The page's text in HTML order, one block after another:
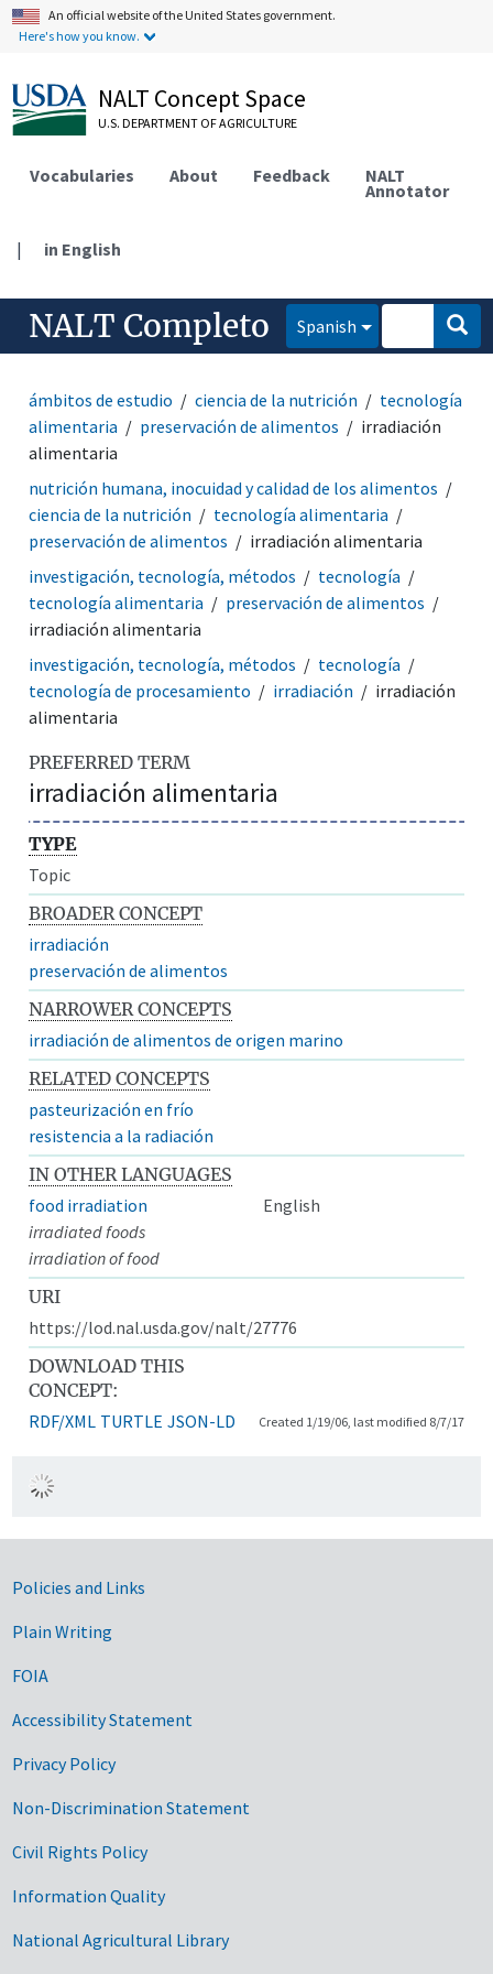
An official website of the United States government.
Here's how you know.
NALT Concept Space
U.S. DEPARTMENT OF AGRICULTURE
Vocabularies About Feedback NALT
Annotator
| in English
NALT Completo Spanish
ámbitos de estudio ciencia de la nutrición
tecnología
alimentaria
preservación de alimentos
irradiación
alimentaria
nutrición humana, inocuidad y calidad de los alimentos
ciencia de la nutrición
tecnología alimentaria
preservación de alimentos
irradiación alimentaria
investigación, tecnología, métodos
tecnología
tecnología alimentaria
preservación de alimentos
irradiación alimentaria
investigación, tecnología, métodos
tecnología
tecnología de procesamiento
irradiación
irradiación
alimentaria
PREFERRED TERM
irradiación alimentaria
TYPE
Topic
BROADER CONCEPT
irradiación
preservación de alimentos
NARROWER CONCEPTS
irradiación de alimentos de origen marino
RELATED CONCEPTS
pasteurización en frío
resistencia a la radiación
IN OTHER LANGUAGES
food irradiation
English
irradiated foods
irradiation of food
URI
https://lod.nal.usda.gov/nalt/27776
DOWNLOAD THIS
CONCEPT:
RDF/XML TURTLE JSON-LD Created 1/19/06, last modified 8/7/17
Government Links
Policies and Links
Plain Writing
FOIA
Accessibility Statement
Privacy Policy
Non-Discrimination Statement
Civil Rights Policy
Information Quality
National Agricultural Library